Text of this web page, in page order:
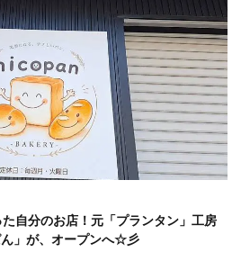
た自分のお店！元「プランタン」工房
」が、オープンへ☆彡